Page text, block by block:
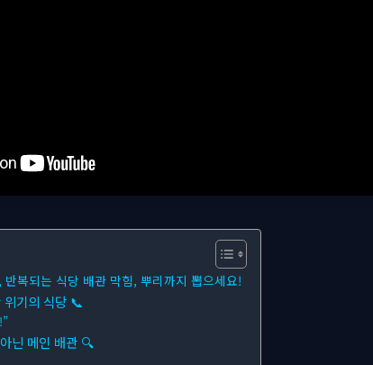
복되는 식당 배관 막힘, 뿌리까지 뽑으세요!
기의 식당 📞
닌 메인 배관 🔍